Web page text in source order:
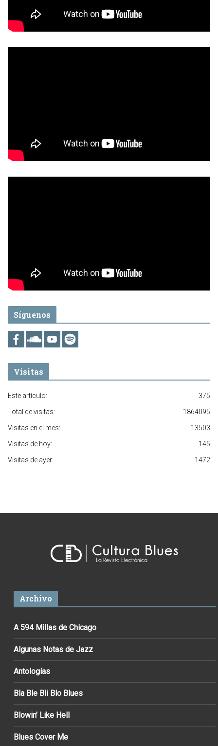
Síguenos
Visitas
375
Este artículo:
1864095
Total de visitas:
13503
Visitas en el mes:
145
Visitas de hoy:
1472
Visitas de ayer:
Archivo
A 594 Millas de Chicago
Algunas Notas de Jazz
Antologías
Bla Ble Bli Blo Blues
Blowin’ Like Hell
Blues Cover Me